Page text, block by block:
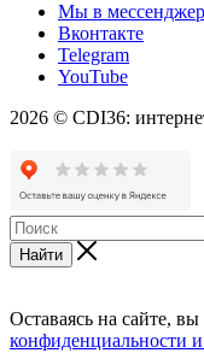
Мы в
Вконтакте
Telegram
YouTube
2026 © CDI36:
Найти
Оставаясь на сайте, вы
конфиденциальности